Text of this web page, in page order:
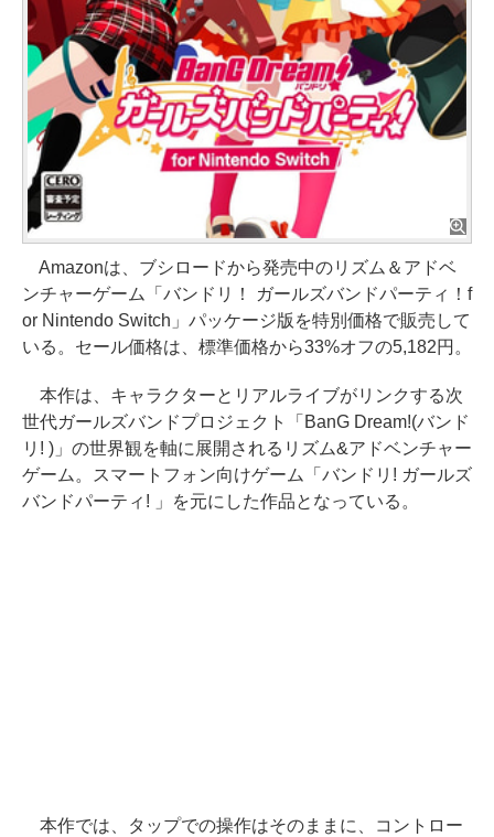
Amazonは、ブシロードから発売中のリズム＆アドベ
ンチャーゲーム「バンドリ！ ガールズバンドパーティ！f
or Nintendo Switch」パッケージ版を特別価格で販売して
いる。セール価格は、標準価格から33%オフの5,182円。
本作は、キャラクターとリアルライブがリンクする次
世代ガールズバンドプロジェクト「BanG Dream!(バンド
リ! )」の世界観を軸に展開されるリズム&アドベンチャー
ゲーム。スマートフォン向けゲーム「バンドリ! ガールズ
バンドパーティ! 」を元にした作品となっている。
本作では、タップでの操作はそのままに、コントロー